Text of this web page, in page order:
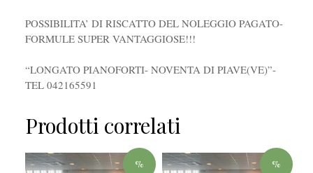
POSSIBILITA’ DI RISCATTO DEL NOLEGGIO PAGATO-
FORMULE SUPER VANTAGGIOSE!!!
“LONGATO PIANOFORTI- NOVENTA DI PIAVE(VE)”-
TEL 042165591
Prodotti correlati
% %